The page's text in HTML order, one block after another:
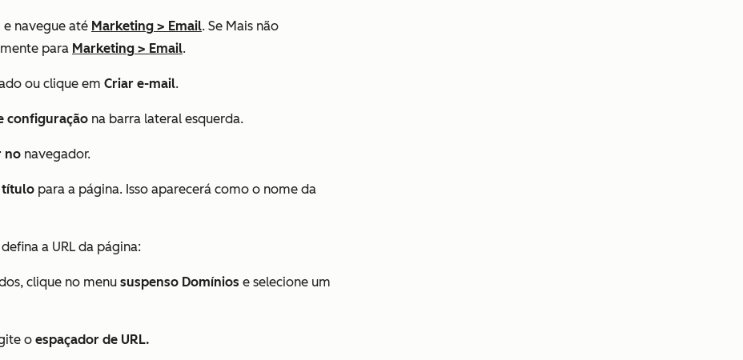
e navegue até Marketing > Email. Se Mais não
para Marketing > Email.
ou clique em Criar e-mail.
configuração na barra lateral esquerda.
no navegador.
título para a página. Isso aparecerá como o nome da
defina a URL da página:
clique no menu suspenso Domínios e selecione um
o espaçador de URL.